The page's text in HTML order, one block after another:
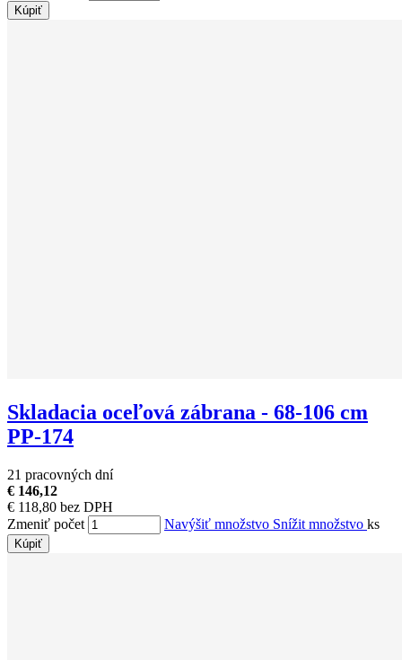
Kúpiť
Skladacia oceľová zábrana - 68-106 cm
PP-174
21 pracovných dní
€ 146,12
€ 118,80 bez DPH
Zmeniť počet
Navýšiť množstvo Snížit množstvo ks
Kúpiť